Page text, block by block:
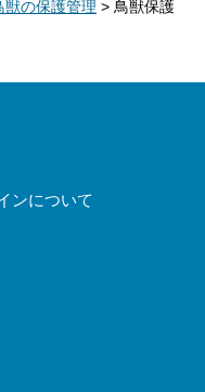
獣の保護管理 > 鳥獣保護
ンについて